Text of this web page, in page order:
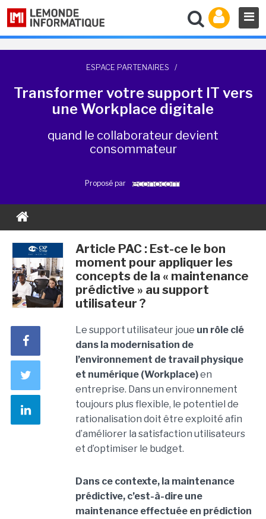
ESPACE PARTENAIRES /
Transformer votre support IT vers
une Workplace digitale
quand le collaborateur devient
consommateur
Proposé par
Article PAC : Est-ce le bon
moment pour appliquer les
concepts de la « maintenance
prédictive » au support
utilisateur ?
Le support utilisateur joue un rôle clé
dans la modernisation de
l’environnement de travail physique
et numérique (Workplace)en
entreprise. Dans un environnement
toujours plus flexible, le potentiel de
rationalisation doit être exploité afin
d’améliorer la satisfaction utilisateurs
et d’optimiser le budget.
Dans ce contexte, la maintenance
prédictive, c’est-à-dire une
maintenance effectuée en prédiction